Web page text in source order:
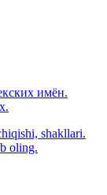
имён.
shakllari.
oling.